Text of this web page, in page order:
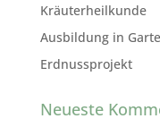
Kräuterheilkunde
Ausbildung in
Erdnussprojekt
Neueste